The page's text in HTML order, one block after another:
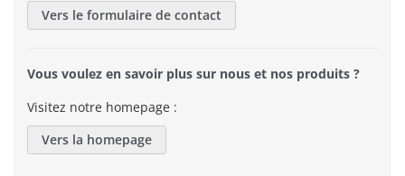
Vers le formulaire de contact
Vous voulez en savoir plus sur nous et nos produits ?
Visitez notre homepage :
Vers la homepage